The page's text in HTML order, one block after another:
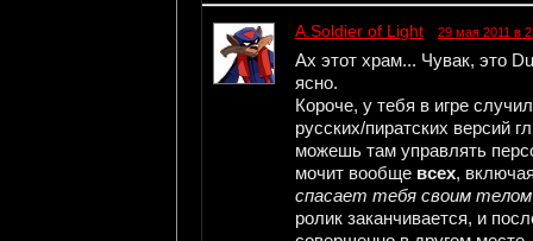
A.Soldier of Light 29 мая 2011 в
Ах этот храм... Чувак, это
ясно.
Короче, у тебя в игре
русских/пиратских версий
можешь там управлять
мочит вообще всех,
спасает тебя своим телом
ролик заканчивается, и